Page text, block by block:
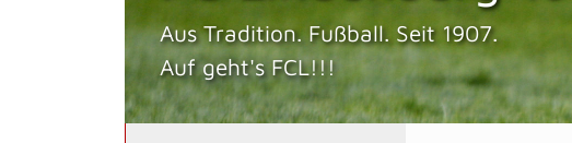
Aus Tradition. Fußball. Seit 1907.
Auf geht's FCL!!!